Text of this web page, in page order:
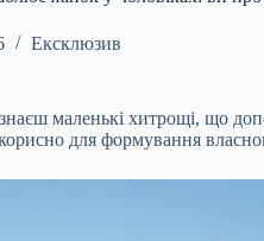
Ексклюзив
маленькі хитрощі, що
для формування